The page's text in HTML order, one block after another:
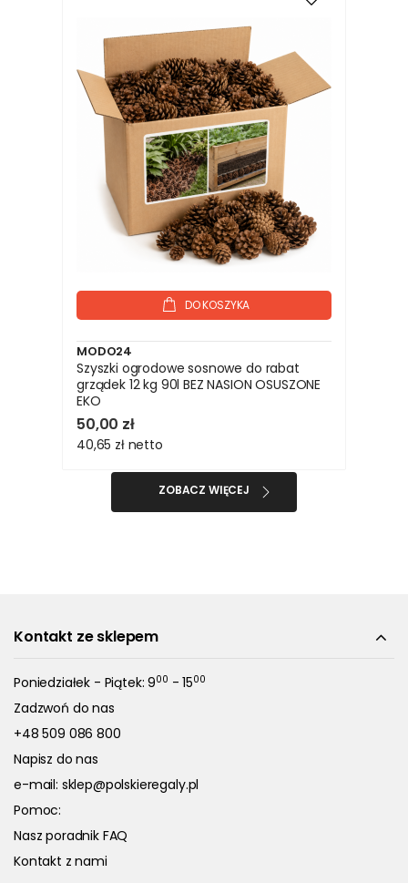
DO KOSZYKA
MODO24
Szyszki ogrodowe sosnowe do rabat
grządek 12 kg 90l BEZ NASION OSUSZONE
EKO
50,00 zł
40,65 zł netto
ZOBACZ WIĘCEJ
Kontakt ze sklepem
Poniedziałek - Piątek: 900 - 1500
Zadzwoń do nas
+48 509 086 800
Napisz do nas
e-mail: sklep@polskieregaly.pl
Pomoc:
Nasz poradnik FAQ
Kontakt z nami